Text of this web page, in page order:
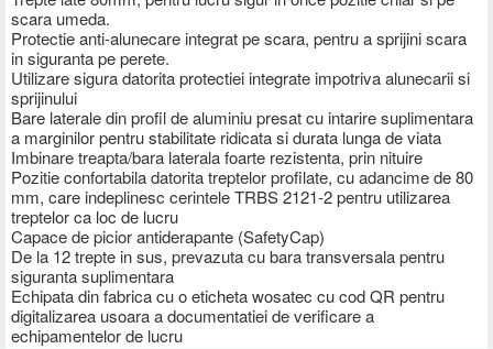
scara umeda.
Protectie anti-alunecare integrat pe scara, pentru a sprijini scara
in siguranta pe perete.
Utilizare sigura datorita protectiei integrate impotriva alunecarii si
sprijinului
Bare laterale din profil de aluminiu presat cu intarire suplimentara
a marginilor pentru stabilitate ridicata si durata lunga de viata
Imbinare treapta/bara laterala foarte rezistenta, prin nituire
Pozitie confortabila datorita treptelor profilate, cu adancime de 80
mm, care indeplinesc cerintele TRBS 2121-2 pentru utilizarea
treptelor ca loc de lucru
Capace de picior antiderapante (SafetyCap)
De la 12 trepte in sus, prevazuta cu bara transversala pentru
siguranta suplimentara
Echipata din fabrica cu o eticheta wosatec cu cod QR pentru
digitalizarea usoara a documentatiei de verificare a
echipamentelor de lucru